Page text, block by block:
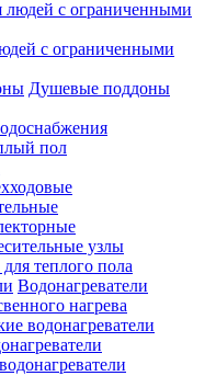
с ограниченными
Душевые поддоны
пол
узлы
теплого пола
Водонагреватели
нагрева
водонагреватели